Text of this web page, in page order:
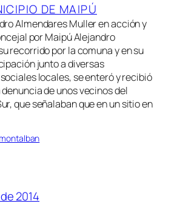
DE MAIPÚ
Almendares Muller en acción y
por Maipú Alejandro
recorrido por la comuna y en su
junto a diversas
locales, se enteró y recibió
de unos vecinos del
que señalaban que en un sitio en
2014